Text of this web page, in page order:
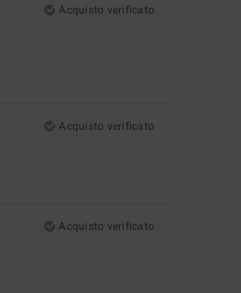
Acquisto verificato
Acquisto verificato
Acquisto verificato